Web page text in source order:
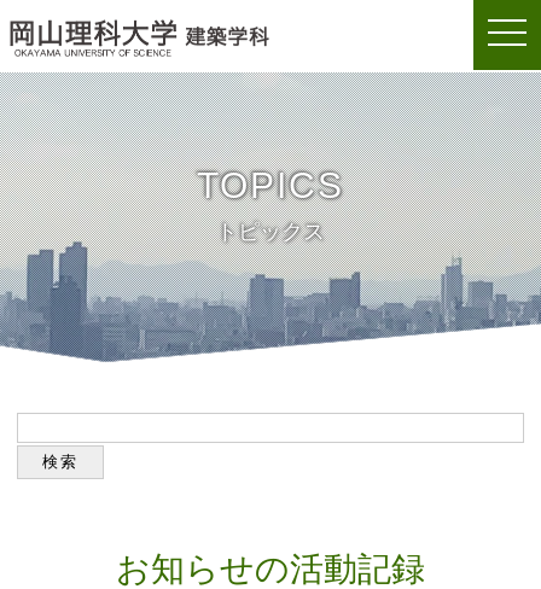
TOPICS
トピックス
お知らせの活動記録